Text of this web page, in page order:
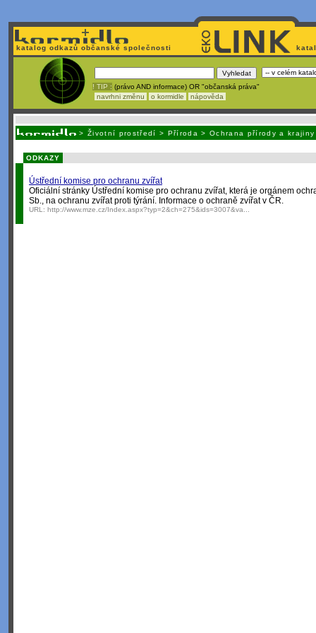
katalog odkazů občanské společnosti
! TIP : (právo AND informace) OR "občanská práva"
navrhni změnu
o kormidle nápověda
> Životní prostředí > Příroda >Ochrana přírody a krajiny
ODKAZY
Ústřední komise pro ochranu zvířat
Oficiální stránky Ústřední komise pro ochranu zvířat, která je orgánem
Sb., na ochranu zvířat proti týrání. Informace o ochraně zvířat v ČR.
URL: http://www.mze.cz/Index.aspx?typ=2&ch=275&ids=3007&va...